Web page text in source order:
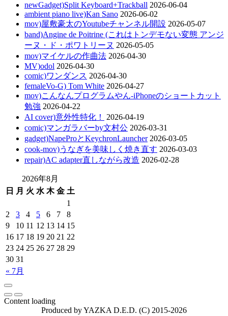
newGadget)Split Keyboard+Trackball 2026-06-04
ambient piano live)Kan Sano 2026-06-02
mov)屋敷豪太のYoutubeチャンネル開設 2026-05-07
band)Angine de Poitrine (これはトンデモない変態 アンジ
ーヌ・ド・ポワトリーヌ 2026-05-05
mov)マイケルの作曲法 2026-04-30
MV)odol 2026-04-30
comic)ワンダンス 2026-04-30
femaleVo-G) Tom White 2026-04-27
mov)こんなんプログラムやん-iPhoneのショートカット
勉強 2026-04-22
AI cover)意外性特化！
2026-04-19
comic)マンガラバーby文村公 2026-03-31
gadget)NapeProとKeychronLauncher 2026-03-05
cook-mov)うなぎを美味しく焼き直す 2026-03-03
repair)AC adapter直しながら改造 2026-02-28
2026年8月
日
月 火 水 木 金 土
« 7月
1
2
3 4 5 6 7
8
9
10 11 12 13 14 15
16 17 18 19 20 21 22
23 24 25 26 27 28 29
30 31
Content loading
Produced by YAZKA D.E.D. (C) 2015-2026